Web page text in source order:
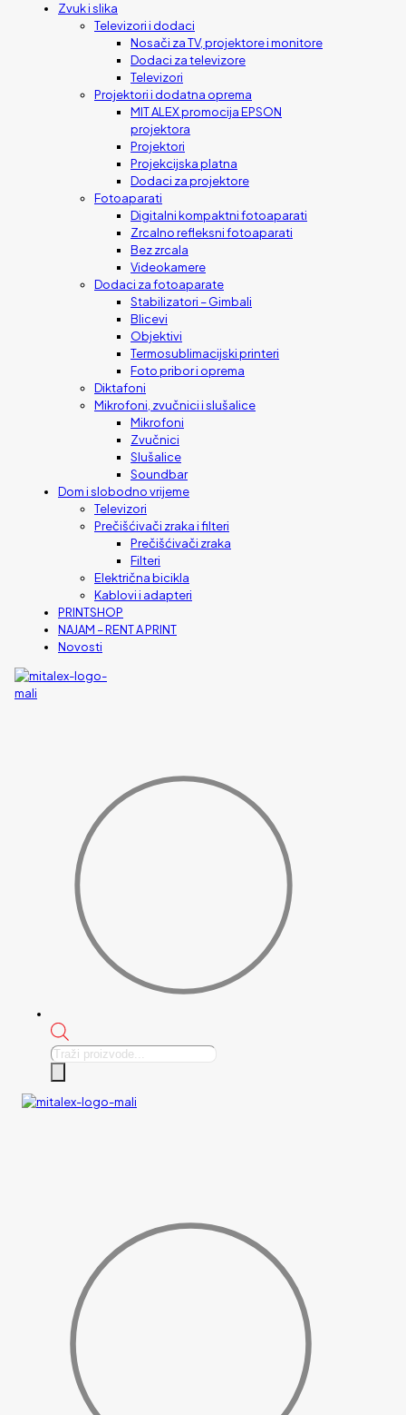
Zvuk i slika
Televizori i dodaci
Nosači za TV, projektore i monitore
Dodaci za televizore
Televizori
Projektori i dodatna oprema
MIT ALEX promocija EPSON
projektora
Projektori
Projekcijska platna
Dodaci za projektore
Fotoaparati
Digitalni kompaktni fotoaparati
Zrcalno refleksni fotoaparati
Bez zrcala
Videokamere
Dodaci za fotoaparate
Stabilizatori – Gimbali
Blicevi
Objektivi
Termosublimacijski printeri
Foto pribor i oprema
Diktafoni
Mikrofoni, zvučnici i slušalice
Mikrofoni
Zvučnici
Slušalice
Soundbar
Dom i slobodno vrijeme
Televizori
Prečišćivači zraka i filteri
Prečišćivači zraka
Filteri
Električna bicikla
Kablovi i adapteri
PRINTSHOP
NAJAM – RENT A PRINT
Novosti
Products